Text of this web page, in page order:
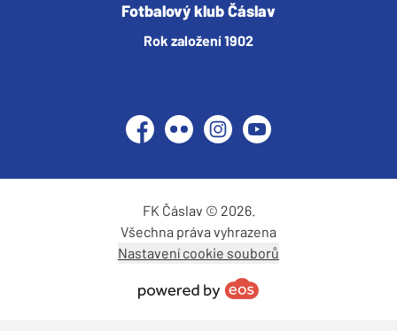
Fotbalový klub Čáslav
Rok založení 1902
Facebook
Flickr InstagramYouTube
FK Čáslav © 2026.
Všechna práva vyhrazena
Nastavení cookie souborů